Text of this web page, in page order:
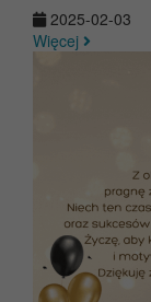
2025-02-03
Więcej